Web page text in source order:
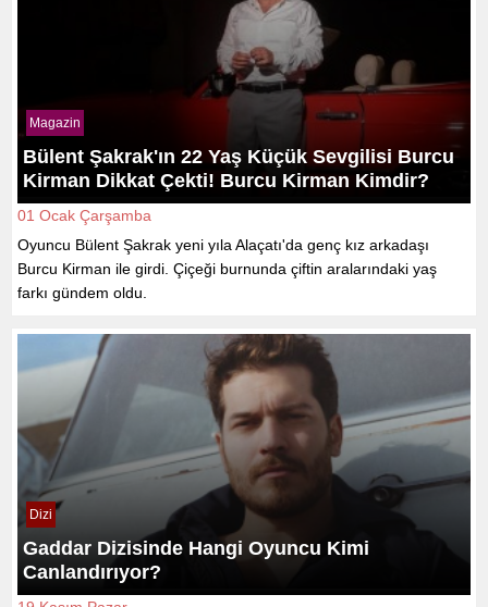
Magazin
Bülent Şakrak'ın 22 Yaş Küçük Sevgilisi Burcu
Kirman Dikkat Çekti! Burcu Kirman Kimdir?
01 Ocak Çarşamba
Oyuncu Bülent Şakrak yeni yıla Alaçatı'da genç kız arkadaşı
Burcu Kirman ile girdi. Çiçeği burnunda çiftin aralarındaki yaş
farkı gündem oldu.
Dizi
Gaddar Dizisinde Hangi Oyuncu Kimi
Canlandırıyor?